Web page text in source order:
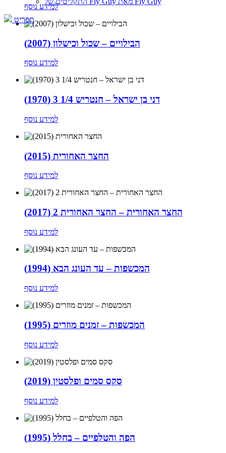
תפריט
למידע נוסף
הבילויים – שכול וכישלון (2007)
למידע נוסף
דני בן ישראל – חנטריש 1/4 3 (1970)
למידע נוסף
החצר האחורית (2015)
למידע נוסף
החצר האחורית – החצר האחורית 2 (2017)
למידע נוסף
המכשפות – עד העונג הבא (1994)
למידע נוסף
המכשפות – זמנים מוזרים (1995)
למידע נוסף
סקס סמים ופלסטין (2019)
למידע נוסף
הפה והטלפיים – בחלל (1995)